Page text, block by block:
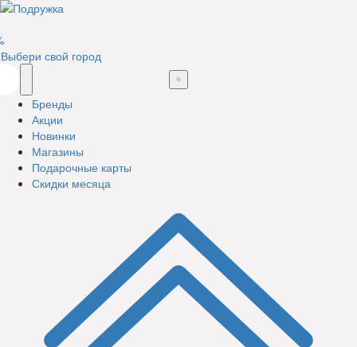
Выбери свой город
Бренды
Акции
Новинки
Магазины
Подарочные карты
Скидки месяца